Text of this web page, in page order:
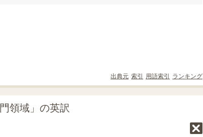
出典元 索引 用語索引 ランキング
領域」の英訳